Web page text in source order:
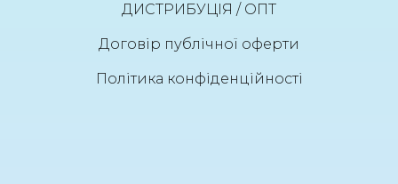
ДИСТРИБУЦІЯ / ОПТ
Договір публічної оферти
Політика конфіденційності